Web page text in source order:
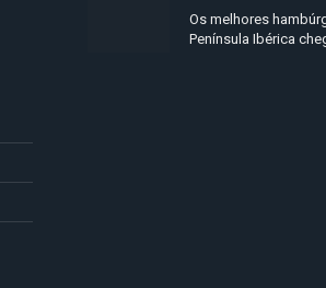
Os melhores
Península Ibérica